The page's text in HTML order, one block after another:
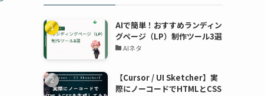
AIで簡単！おすすめランディン
グページ（LP）制作ツール3選
AIネタ
【Cursor / UI Sketcher】実
際にノーコードでHTMLとCSS